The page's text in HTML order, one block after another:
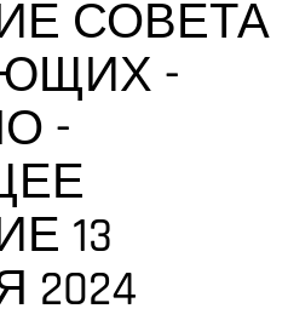
СОВЕТА
-
-
13
2024